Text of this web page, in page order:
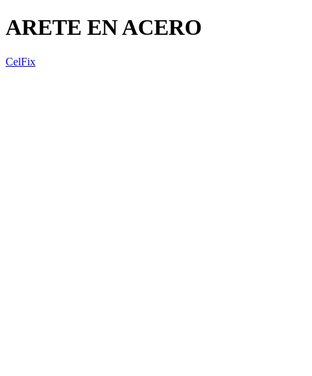
ARETE EN ACERO
CelFix